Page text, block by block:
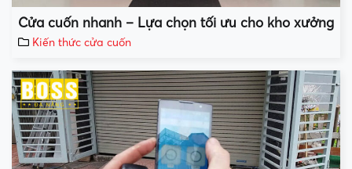
Cửa cuốn nhanh – Lựa chọn tối ưu cho kho xưởng
Kiến thức cửa cuốn